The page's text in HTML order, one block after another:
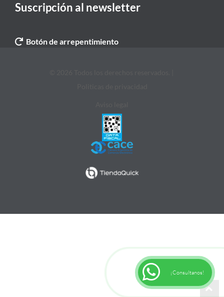
Suscripción al newsletter
Botón de arrepentimiento
¡Consultanos!